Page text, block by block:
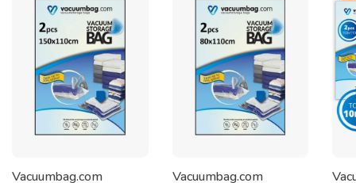
Vacuumbag.com
Vacuumbag.com